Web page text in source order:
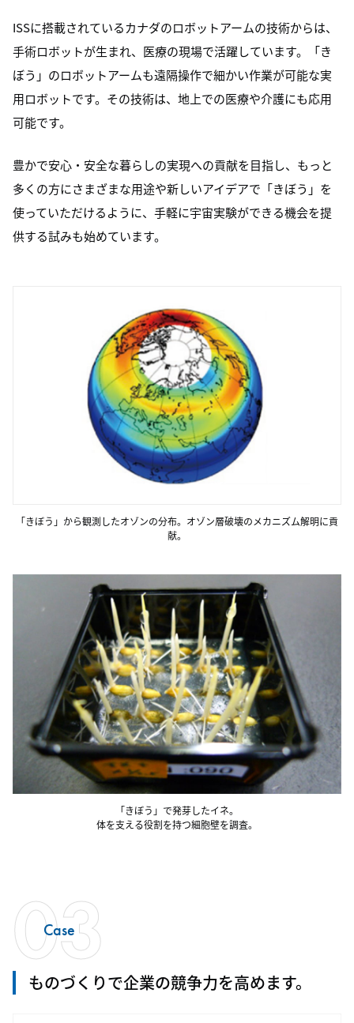
ISSに搭載されているカナダのロボットアームの技術からは、
手術ロボットが生まれ、医療の現場で活躍しています。「き
ぼう」のロボットアームも遠隔操作で細かい作業が可能な実
用ロボットです。その技術は、地上での医療や介護にも応用
可能です。
豊かで安心・安全な暮らしの実現への貢献を目指し、もっと
多くの方にさまざまな用途や新しいアイデアで「きぼう」を
使っていただけるように、手軽に宇宙実験ができる機会を提
供する試みも始めています。
「きぼう」から観測したオゾンの分布。オゾン層破壊のメカニズム解明に貢
献。
「きぼう」で発芽したイネ。
体を支える役割を持つ細胞壁を調査。
03
Case
ものづくりで企業の競争力を高めます。